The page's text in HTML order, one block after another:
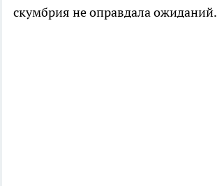
скумбрия не оправдала ожиданий.